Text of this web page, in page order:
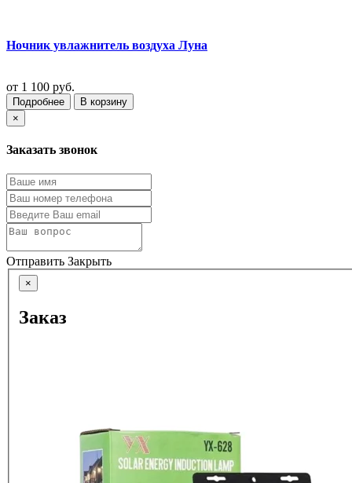
Ночник увлажнитель воздуха Луна
от 1 100 руб.
Подробнее
В корзину
×
Заказать звонок
Отправить Закрыть
×
Заказ